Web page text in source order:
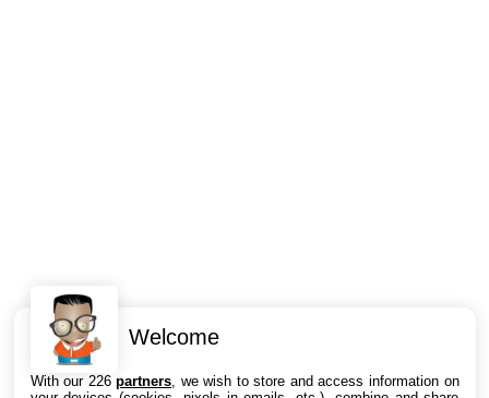
Intéressant ? Partagez !
Welcome
With our 226partners , we wish to store and access information on